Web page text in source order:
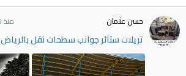
حسن عثمان منذ 5 ساعات
تريلات ستائر جوانب سطحات نقل بالرياض 0537422374